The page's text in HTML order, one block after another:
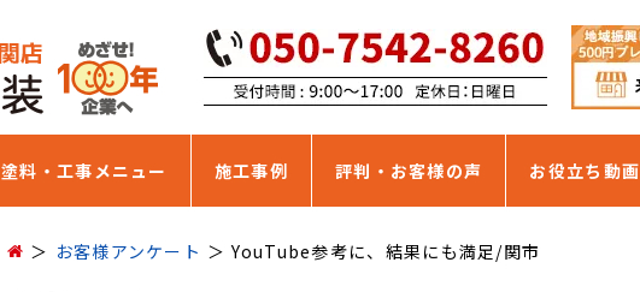
塗料・工事メニュー 施工事例 評判・お客様の声 お役立ち動画
お客様アンケート YouTube参考に、結果にも満足/関市